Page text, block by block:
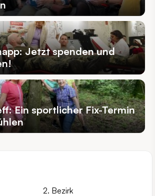
Jetzt spenden und
Ein sportlicher Fix-Termin
2. Bezirk